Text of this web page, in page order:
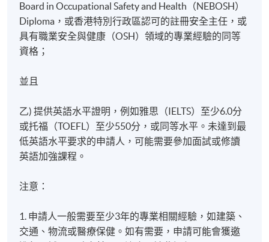
Board in Occupational Safety and Health（NEBOSH）
Diploma，或香港特別行政區認可的註冊安全主任，或
具有職業安全與健康（OSH）領域的專業經驗的同等
資格；
並且
乙) 提供英語水平證明，例如雅思（IELTS）至少6.0分
或托福（TOEFL）至少550分，或同等水平。未達到最
低英語水平要求的申請人，可能需要參加面試或修讀
英語加強課程。
注意：
1. 申請人一般需要至少3年的專業相關經驗，如建築、
交通、物流或醫療保健。如有需要，申請可能會獲邀